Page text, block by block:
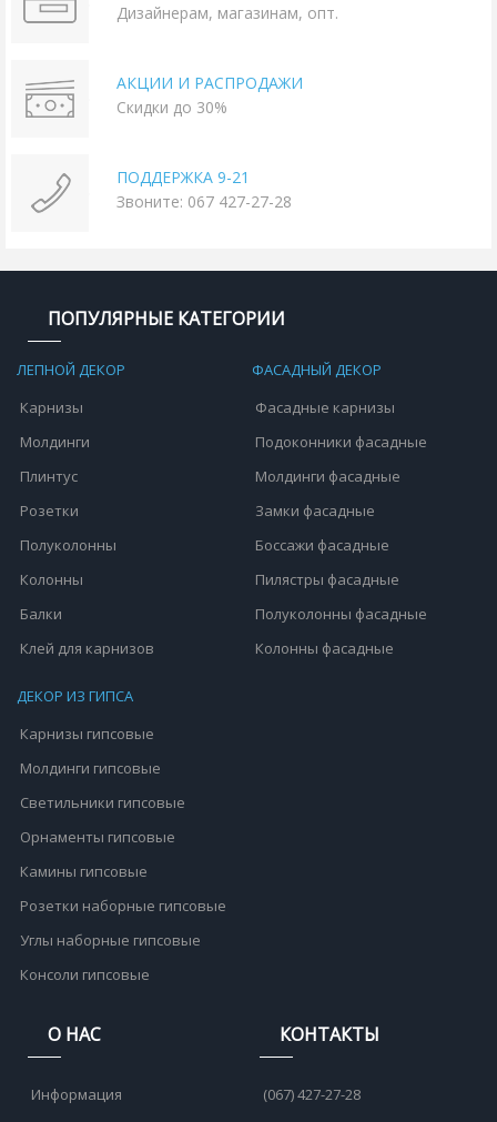
Дизайнерам, магазинам, опт.
АКЦИИ И РАСПРОДАЖИ
Скидки до 30%
ПОДДЕРЖКА 9-21
Звоните: 067 427-27-28
ПОПУЛЯРНЫЕ КАТЕГОРИИ
ЛЕПНОЙ ДЕКОР
Карнизы
Молдинги
Плинтус
Розетки
Полуколонны
Колонны
Балки
Клей для карнизов
ФАСАДНЫЙ ДЕКОР
Фасадные карнизы
Подоконники фасадные
Молдинги фасадные
Замки фасадные
Боссажи фасадные
Пилястры фасадные
Полуколонны фасадные
Колонны фасадные
ДЕКОР ИЗ ГИПСА
Карнизы гипсовые
Молдинги гипсовые
Светильники гипсовые
Орнаменты гипсовые
Камины гипсовые
Розетки наборные гипсовые
Углы наборные гипсовые
Консоли гипсовые
О НАС
Информация
КОНТАКТЫ
(067) 427-27-28